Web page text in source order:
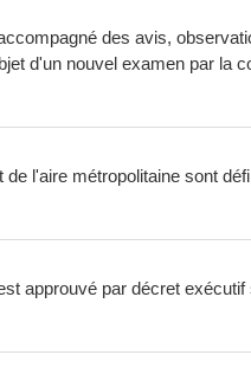
des avis,
d'un nouvel examen par la
l'aire métropolitaine sont
approuvé par décret